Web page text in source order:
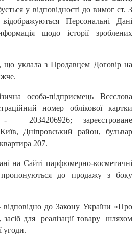
у відповідності до вимог ст. 3
Персональні Дані
щодо історії зроблених
що уклала з Продавцем Договір на
особа-підприємець Вєсєлова
номер облікової картки
- 2034206926; зареєстроване
Дніпровський район, бульвар
207.
на Сайті парфюмерно-косметичні
до продажу з боку
відповідно до Закону України «Про
для реалізації товару шляхом
угоди.